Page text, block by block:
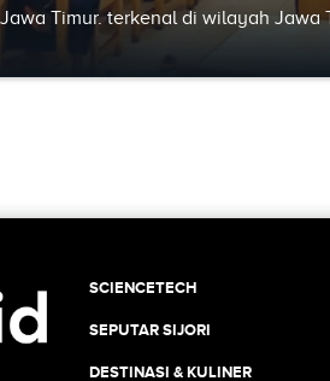
Timur. terkenal di wilayah Jawa
SCIENCETECH
SEPUTAR SIJORI
DESTINASI & KULINER